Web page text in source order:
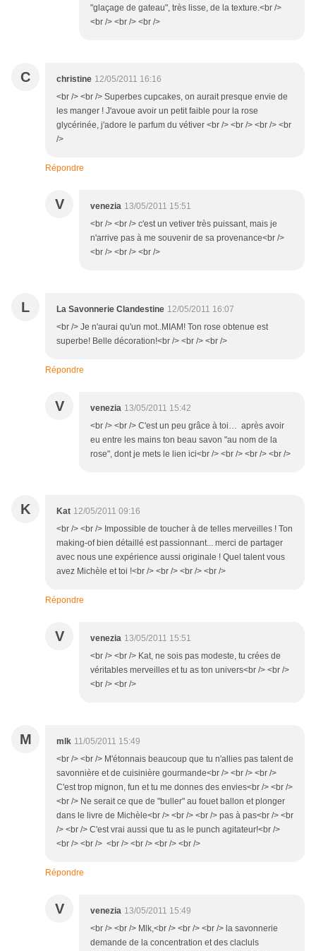
"glaçage de gateau", très lisse, de la texture.<br />
<br /> <br /> <br />
C christine 12/05/2011 16:16
<br /> <br /> Superbes cupcakes, on aurait presque envie de
les manger ! J'avoue avoir un petit faible pour la rose
glycérinée, j'adore le parfum du vétiver <br /> <br /> <br /> <br
/>
Répondre
V venezia 13/05/2011 15:51
<br /> <br /> c'est un vetiver très puissant, mais je
n'arrive pas à me souvenir de sa provenance<br />
<br /> <br /> <br />
L La Savonnerie Clandestine 12/05/2011 16:07
<br /> Je n'aurai qu'un mot..MIAM! Ton rose obtenue est
superbe! Belle décoration!<br /> <br /> <br />
Répondre
V venezia 13/05/2011 15:42
<br /> <br /> C'est un peu grâce à toi… après avoir
eu entre les mains ton beau savon "au nom de la
rose", dont je mets le lien ici<br /> <br /> <br /> <br />
K Kat 12/05/2011 09:16
<br /> <br /> Impossible de toucher à de telles merveilles ! Ton
making-of bien détaillé est passionnant... merci de partager
avec nous une expérience aussi originale ! Quel talent vous
avez Michèle et toi !<br /> <br /> <br /> <br />
Répondre
V venezia 13/05/2011 15:51
<br /> <br /> Kat, ne sois pas modeste, tu crées de
véritables merveilles et tu as ton univers<br /> <br />
<br /> <br />
M mlk 11/05/2011 15:49
<br /> <br /> M'étonnais beaucoup que tu n'allies pas talent de
savonnière et de cuisinière gourmande<br /> <br /> <br />
C'est trop mignon, fun et tu me donnes des envies<br /> <br />
<br /> Ne serait ce que de "buller" au fouet ballon et plonger
dans le livre de Michèle<br /> <br /> <br /> pas à pas<br /> <br
/> <br /> C'est vrai aussi que tu as le punch agitateur!<br />
<br /> <br /> <br /> <br /> <br /> <br />
Répondre
V venezia 13/05/2011 15:49
<br /> <br /> Mlk,<br /> <br /> <br /> la savonnerie
demande de la concentration et des clacluls